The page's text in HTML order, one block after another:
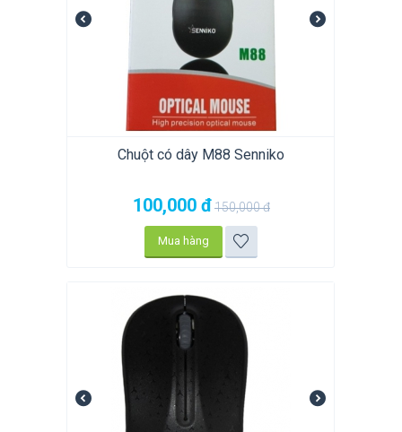
Chuột có dây M88 Senniko
100,000 đ150,000đ
Mua hàng